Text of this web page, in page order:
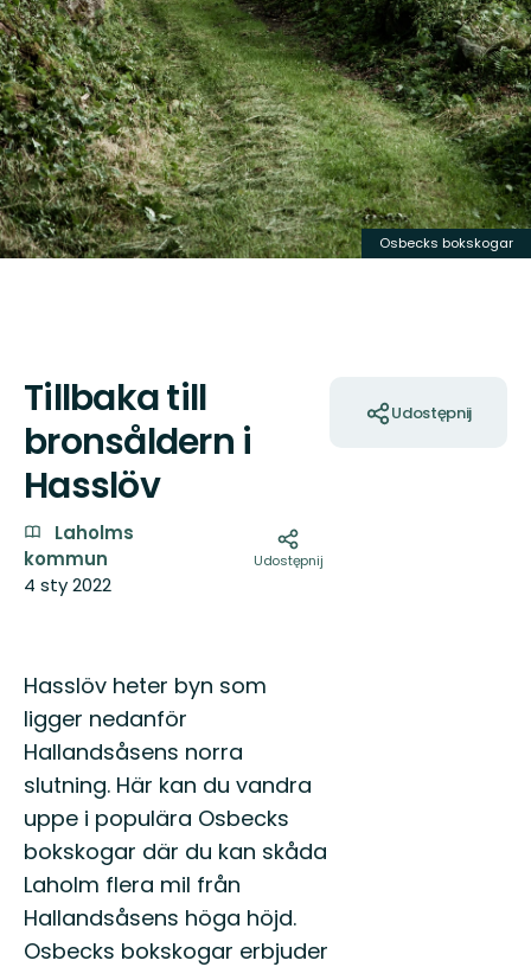
Osbecks bokskogar
Tillbaka till
bronsåldern i
Hasslöv
Laholms
kommun
4 sty 2022
Udostępnij
Hasslöv heter byn som
ligger nedanför
Hallandsåsens norra
slutning. Här kan du vandra
uppe i populära Osbecks
bokskogar där du kan skåda
Laholm flera mil från
Hallandsåsens höga höjd.
Osbecks bokskogar erbjuder
Udostępnij